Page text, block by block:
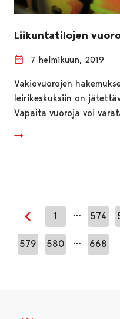
Liikuntatilojen
7 helmikuun, 2019
Vakiovuorojen
leirikeskuksiin on
Vapaita vuoroja voi
Edellinen sivu
1 … 574
579 580 … 668